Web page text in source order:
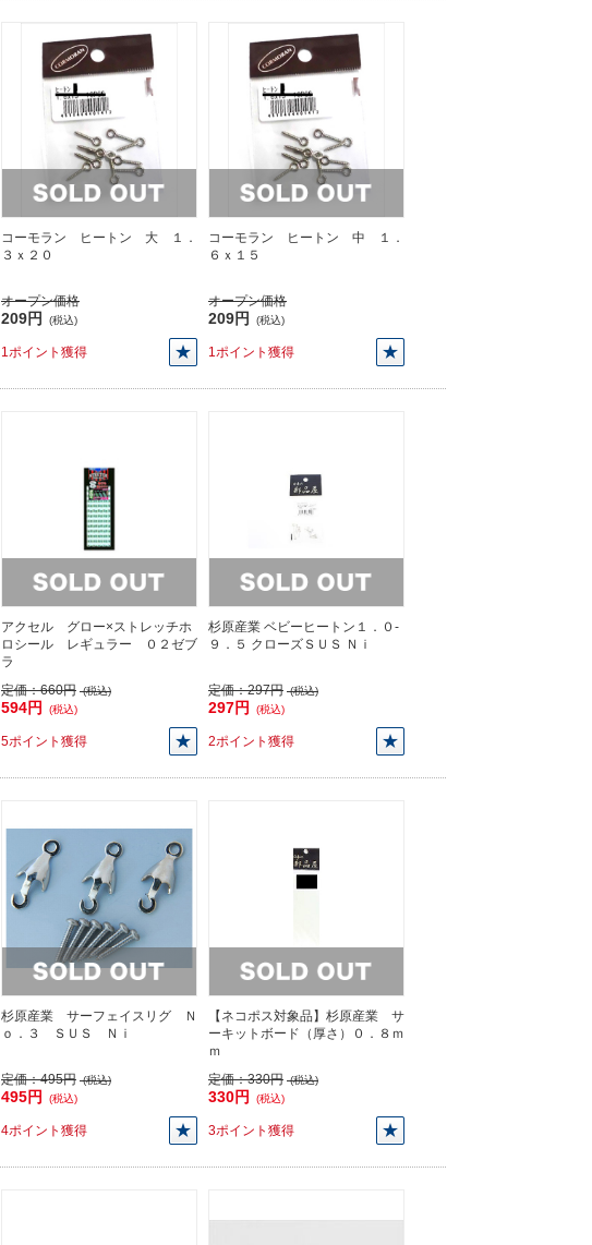
コーモラン ヒートン 大 １．
３ｘ２０
オープン価格
209円 (税込)
1ポイント獲得
コーモラン ヒートン 中 １．
６ｘ１５
オープン価格
209円 (税込)
1ポイント獲得
アクセル グロー×ストレッチホ
ロシール レギュラー ０２ゼブ
ラ
定価：660円 (税込)
594円 (税込)
5ポイント獲得
杉原産業 ベビーヒートン１．０-
９．５ クローズＳＵＳ Ｎｉ
定価：297円 (税込)
297円 (税込)
2ポイント獲得
杉原産業 サーフェイスリグ Ｎ
ｏ．３ ＳＵＳ Ｎｉ
定価：495円 (税込)
495円 (税込)
4ポイント獲得
【ネコポス対象品】杉原産業 サ
ーキットボード（厚さ）０．８ｍ
ｍ
定価：330円 (税込)
330円 (税込)
3ポイント獲得